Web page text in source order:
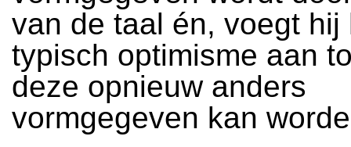
van de taal én, voegt hij
typisch optimisme aan
deze opnieuw anders
vormgegeven kan